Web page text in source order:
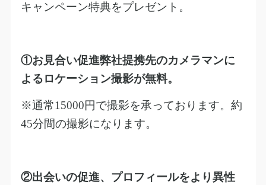
キャンペーン特典をプレゼント。
①お見合い促進弊社提携先のカメラマンに
よるロケーション撮影が無料。
※通常15000円で撮影を承っております。約
45分間の撮影になります。
②出会いの促進、プロフィールをより異性